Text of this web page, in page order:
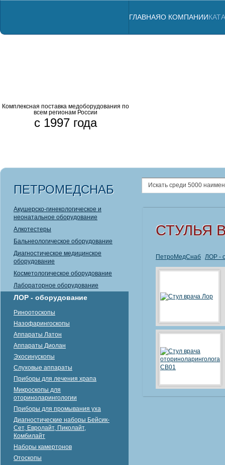
Комплексная поставка медоборудования по
всем регионам России
с 1997 года
ГЛАВНАЯО КОМПАНИИ
ПЕТРОМЕДСНАБ
Акушерско-гинекологическое и
неонатальное оборудование
Алкотестеры
Бальнеологическое оборудование
Диагностическое медицинское
оборудование
Косметологическое оборудование
Лабораторное оборудование
ЛОР - оборудование
Риноотоскопы
Назофарингоскопы
Аппараты Латон
Аппараты Диолан
Эхосинускопы
Слуховые аппараты
Приборы для лечения храпа
Микроскопы для
оториноларингологии
Приборы для промывания уха
Диагностические наборы Бейсик-
Сет, Евролайт, Пиколайт,
Комбилайт
Наборы камертонов
Отоскопы
СТУЛЬЯ
ПетроМедСнаб ЛОР -